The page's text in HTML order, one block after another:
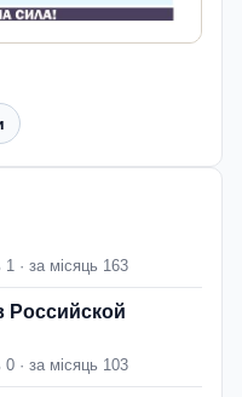
1 · за місяць 163
Российской
0 · за місяць 103